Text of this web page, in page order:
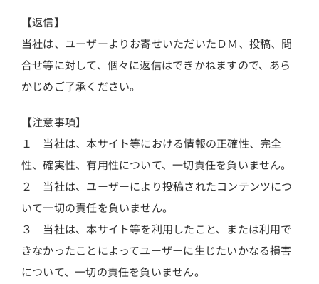
【返信】
当社は、ユーザーよりお寄せいただいたＤＭ、投稿、問
合せ等に対して、個々に返信はできかねますので、あら
かじめご了承ください。
【注意事項】
１ 当社は、本サイト等における情報の正確性、完全
性、確実性、有用性について、一切責任を負いません。
２ 当社は、ユーザーにより投稿されたコンテンツにつ
いて一切の責任を負いません。
３ 当社は、本サイト等を利用したこと、または利用で
きなかったことによってユーザーに生じたいかなる損害
について、一切の責任を負いません。